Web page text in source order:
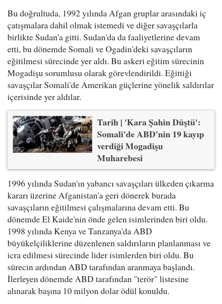
Bu doğrultuda, 1992 yılında Afgan gruplar arasındaki iç
çatışmalara dahil olmak istemedi ve diğer savaşçılarla
birlikte Sudan'a gitti. Sudan'da da faaliyetlerine devam
etti, bu dönemde Somali ve Ogadin'deki savaşçıların
eğitilmesi sürecinde yer aldı. Bu askeri eğitim sürecinin
Mogadişu sorumlusu olarak görevlendirildi. Eğittiği
savaşçılar Somali'de Amerikan güçlerine yönelik saldırılar
içerisinde yer aldılar.
Tarih | 'Kara Şahin Düştü':
Somali'de ABD'nin 19 kayıp
verdiği Mogadişu
Muharebesi
1996 yılında Sudan'ın yabancı savaşçıları ülkeden çıkarma
kararı üzerine Afganistan'a geri dönerek burada
savaşçıların eğitilmesi çalışmalarına devam etti. Bu
dönemde El Kaide'nin önde gelen isimlerinden biri oldu.
1998 yılında Kenya ve Tanzanya'da ABD
büyükelçiliklerine düzenlenen saldırıların planlanması ve
icra edilmesi sürecinde lider isimlerden biri oldu. Bu
sürecin ardından ABD tarafından aranmaya başlandı.
İlerleyen dönemde ABD tarafından "terör" listesine
alınarak başına 10 milyon dolar ödül konuldu.